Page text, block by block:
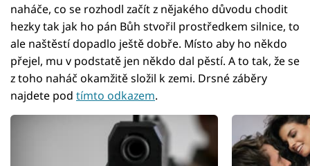
naháče, co se rozhodl začít z nějakého důvodu chodit
hezky tak jak ho pán Bůh stvořil prostředkem silnice, to
ale naštěstí dopadlo ještě dobře. Místo aby ho někdo
přejel, mu v podstatě jen někdo dal pěstí. A to tak, že se
z toho naháč okamžitě složil k zemi. Drsné záběry
najdete pod tímto odkazem.